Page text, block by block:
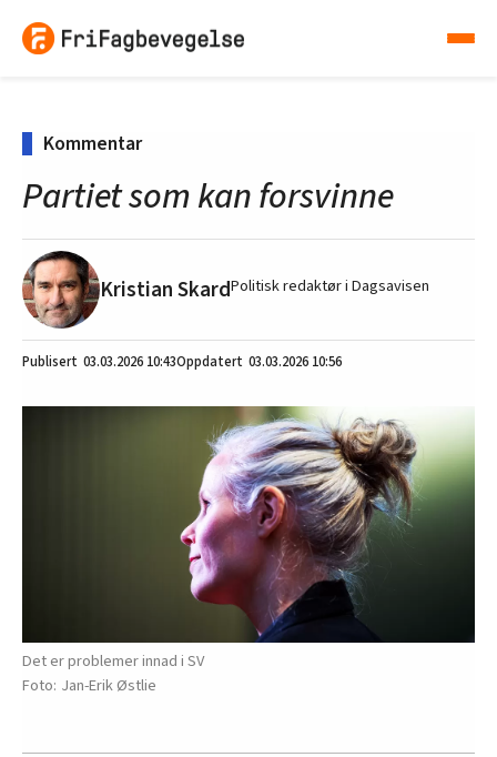
Kommentar
Partiet som kan forsvinne
Kristian SkardPolitisk redaktør i Dagsavisen
03.03.2026 10:43 03.03.2026 10:56
Det er problemer innad i SV
Jan-Erik Østlie